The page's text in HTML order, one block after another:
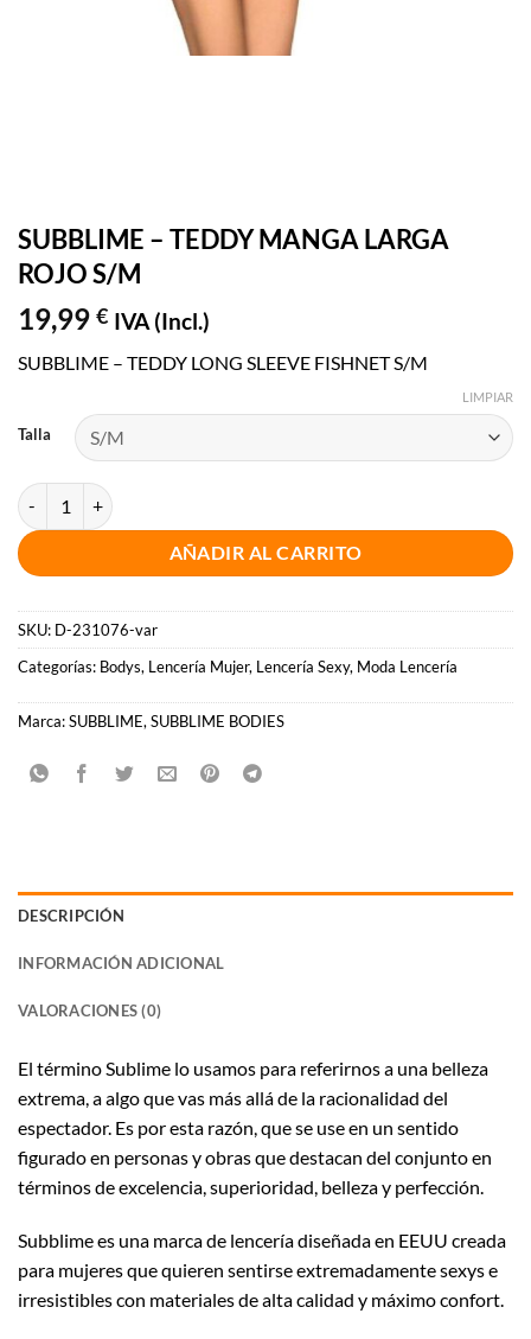
SUBBLIME – TEDDY MANGA LARGA
ROJO S/M
19,99 € IVA (Incl.)
SUBBLIME – TEDDY LONG SLEEVE FISHNET S/M
Talla
LIMPIAR
SUBBLIME - TEDDY MANGA LARGA ROJO S/M cantidad
AÑADIR AL CARRITO
SKU: D-231076-var
Categorías: Bodys, Lencería Mujer, Lencería Sexy, Moda Lencería
Marca:SUBBLIME, SUBBLIME BODIES
DESCRIPCIÓN
INFORMACIÓN ADICIONAL
VALORACIONES (0)
El término Sublime lo usamos para referirnos a una belleza
extrema, a algo que vas más allá de la racionalidad del
espectador. Es por esta razón, que se use en un sentido
figurado en personas y obras que destacan del conjunto en
términos de excelencia, superioridad, belleza y perfección.
Subblime es una marca de lencería diseñada en EEUU creada
para mujeres que quieren sentirse extremadamente sexys e
irresistibles con materiales de alta calidad y máximo confort.